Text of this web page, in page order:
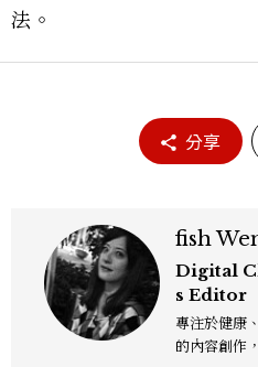
法。
分享
fish
Digital
s Editor
專注於健康
的內容創作